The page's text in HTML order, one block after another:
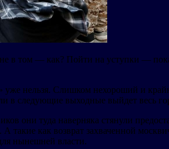
в том — как? Пойти на уступки —
уже нельзя. Слишком нехороший и
в следующие выходные выйдет весь
они туда наверняка стянули
как возврат захваченной
нынешней власти.